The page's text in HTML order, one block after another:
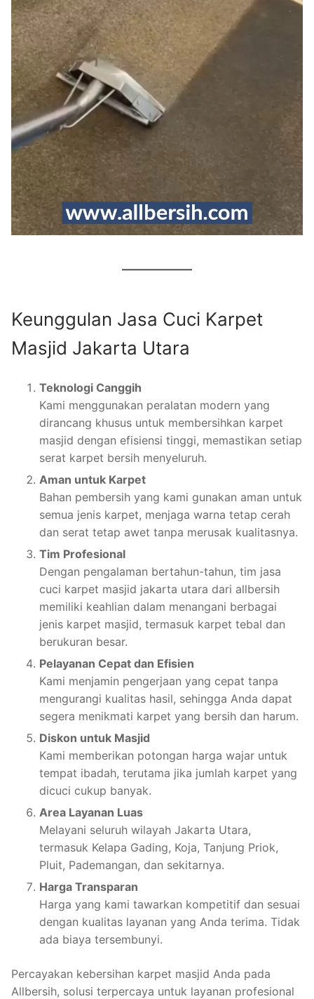
Keunggulan Jasa Cuci Karpet
Masjid Jakarta Utara
Teknologi Canggih
Kami menggunakan peralatan modern yang
dirancang khusus untuk membersihkan karpet
masjid dengan efisiensi tinggi, memastikan setiap
serat karpet bersih menyeluruh.
Aman untuk Karpet
Bahan pembersih yang kami gunakan aman untuk
semua jenis karpet, menjaga warna tetap cerah
dan serat tetap awet tanpa merusak kualitasnya.
Tim Profesional
Dengan pengalaman bertahun-tahun, tim jasa
cuci karpet masjid jakarta utara dari allbersih
memiliki keahlian dalam menangani berbagai
jenis karpet masjid, termasuk karpet tebal dan
berukuran besar.
Pelayanan Cepat dan Efisien
Kami menjamin pengerjaan yang cepat tanpa
mengurangi kualitas hasil, sehingga Anda dapat
segera menikmati karpet yang bersih dan harum.
Diskon untuk Masjid
Kami memberikan potongan harga wajar untuk
tempat ibadah, terutama jika jumlah karpet yang
dicuci cukup banyak.
Area Layanan Luas
Melayani seluruh wilayah Jakarta Utara,
termasuk Kelapa Gading, Koja, Tanjung Priok,
Pluit, Pademangan, dan sekitarnya.
Harga Transparan
Harga yang kami tawarkan kompetitif dan sesuai
dengan kualitas layanan yang Anda terima. Tidak
ada biaya tersembunyi.
Percayakan kebersihan karpet masjid Anda pada
Allbersih, solusi terpercaya untuk layanan profesional